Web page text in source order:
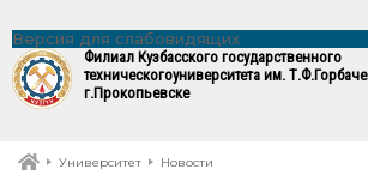
Версия для слабовидящих
Филиал Кузбасского государственного
техническогоуниверситета им.
г.Прокопьевске
Университет Новости